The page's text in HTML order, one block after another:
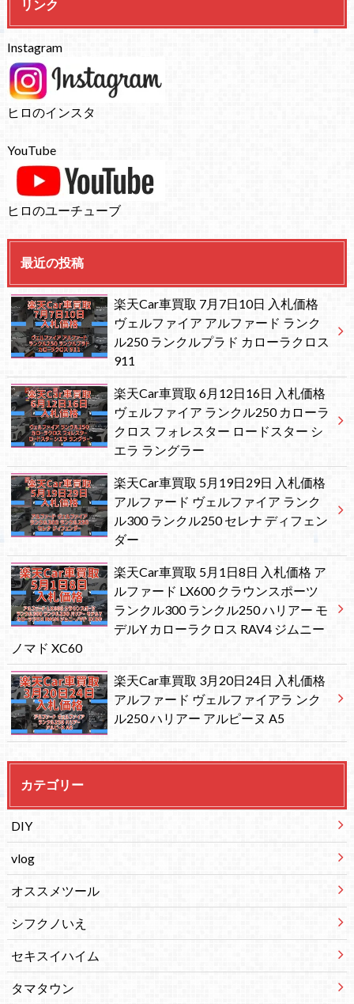
リンク
Instagram
ヒロのインスタ
YouTube
ヒロのユーチューブ
最近の投稿
楽天Car車買取 7月7日10日 入札価格
ヴェルファイア アルファード ランク
ル250 ランクルプラド カローラクロス
911
楽天Car車買取 6月12日16日 入札価格
ヴェルファイア ランクル250 カローラ
クロス フォレスター ロードスター シ
エラ ラングラー
楽天Car車買取 5月19日29日 入札価格
アルファード ヴェルファイア ランク
ル300 ランクル250 セレナ ディフェン
ダー
楽天Car車買取 5月1日8日 入札価格 ア
ルファード LX600 クラウンスポーツ
ランクル300 ランクル250 ハリアー モ
デルY カローラクロス RAV4 ジムニー
ノマド XC60
楽天Car車買取 3月20日24日 入札価格
アルファード ヴェルファイアラ ンク
ル250 ハリアー アルピーヌ A5
カテゴリー
DIY
vlog
オススメツール
シフクノいえ
セキスイハイム
タマタウン